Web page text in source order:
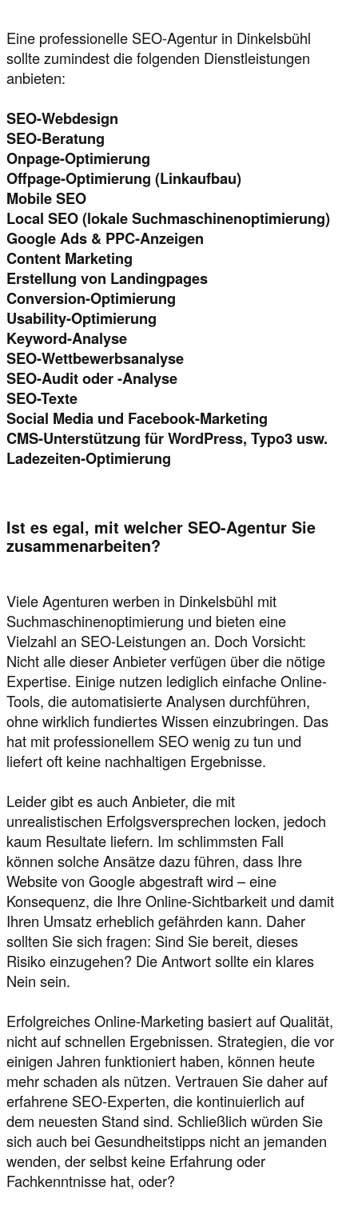
Eine professionelle SEO-Agentur in Dinkelsbühl
sollte zumindest die folgenden Dienstleistungen
anbieten:
SEO-Webdesign
SEO-Beratung
Onpage-Optimierung
Offpage-Optimierung (Linkaufbau)
Mobile SEO
Local SEO (lokale Suchmaschinenoptimierung)
Google Ads & PPC-Anzeigen
Content Marketing
Erstellung von Landingpages
Conversion-Optimierung
Usability-Optimierung
Keyword-Analyse
SEO-Wettbewerbsanalyse
SEO-Audit oder -Analyse
SEO-Texte
Social Media und Facebook-Marketing
CMS-Unterstützung für WordPress, Typo3 usw.
Ladezeiten-Optimierung
Ist es egal, mit welcher SEO-Agentur Sie
zusammenarbeiten?
Viele Agenturen werben in Dinkelsbühl mit
Suchmaschinenoptimierung und bieten eine
Vielzahl an SEO-Leistungen an. Doch Vorsicht:
Nicht alle dieser Anbieter verfügen über die nötige
Expertise. Einige nutzen lediglich einfache Online-
Tools, die automatisierte Analysen durchführen,
ohne wirklich fundiertes Wissen einzubringen. Das
hat mit professionellem SEO wenig zu tun und
liefert oft keine nachhaltigen Ergebnisse.
Leider gibt es auch Anbieter, die mit
unrealistischen Erfolgsversprechen locken, jedoch
kaum Resultate liefern. Im schlimmsten Fall
können solche Ansätze dazu führen, dass Ihre
Website von Google abgestraft wird – eine
Konsequenz, die Ihre Online-Sichtbarkeit und damit
Ihren Umsatz erheblich gefährden kann. Daher
sollten Sie sich fragen: Sind Sie bereit, dieses
Risiko einzugehen? Die Antwort sollte ein klares
Nein sein.
Erfolgreiches Online-Marketing basiert auf Qualität,
nicht auf schnellen Ergebnissen. Strategien, die vor
einigen Jahren funktioniert haben, können heute
mehr schaden als nützen. Vertrauen Sie daher auf
erfahrene SEO-Experten, die kontinuierlich auf
dem neuesten Stand sind. Schließlich würden Sie
sich auch bei Gesundheitstipps nicht an jemanden
wenden, der selbst keine Erfahrung oder
Fachkenntnisse hat, oder?